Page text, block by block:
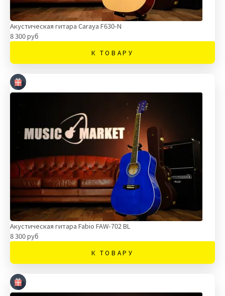
Акустическая гитара Caraya F630-N
8 300 руб
К ТОВАРУ
Акустическая гитара Fabio FAW-702 BL
8 300 руб
К ТОВАРУ